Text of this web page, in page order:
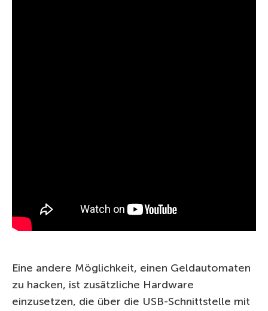
Eine andere Möglichkeit, einen Geldautomaten
zu hacken, ist zusätzliche Hardware
einzusetzen, die über die USB-Schnittstelle mit